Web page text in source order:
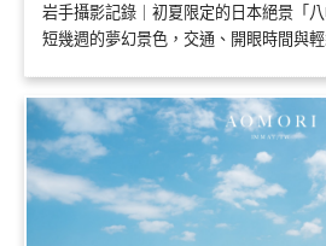
岩手攝影記錄｜初夏限定的日本絕景「
短幾週的夢幻景色，交通、開眼時間與